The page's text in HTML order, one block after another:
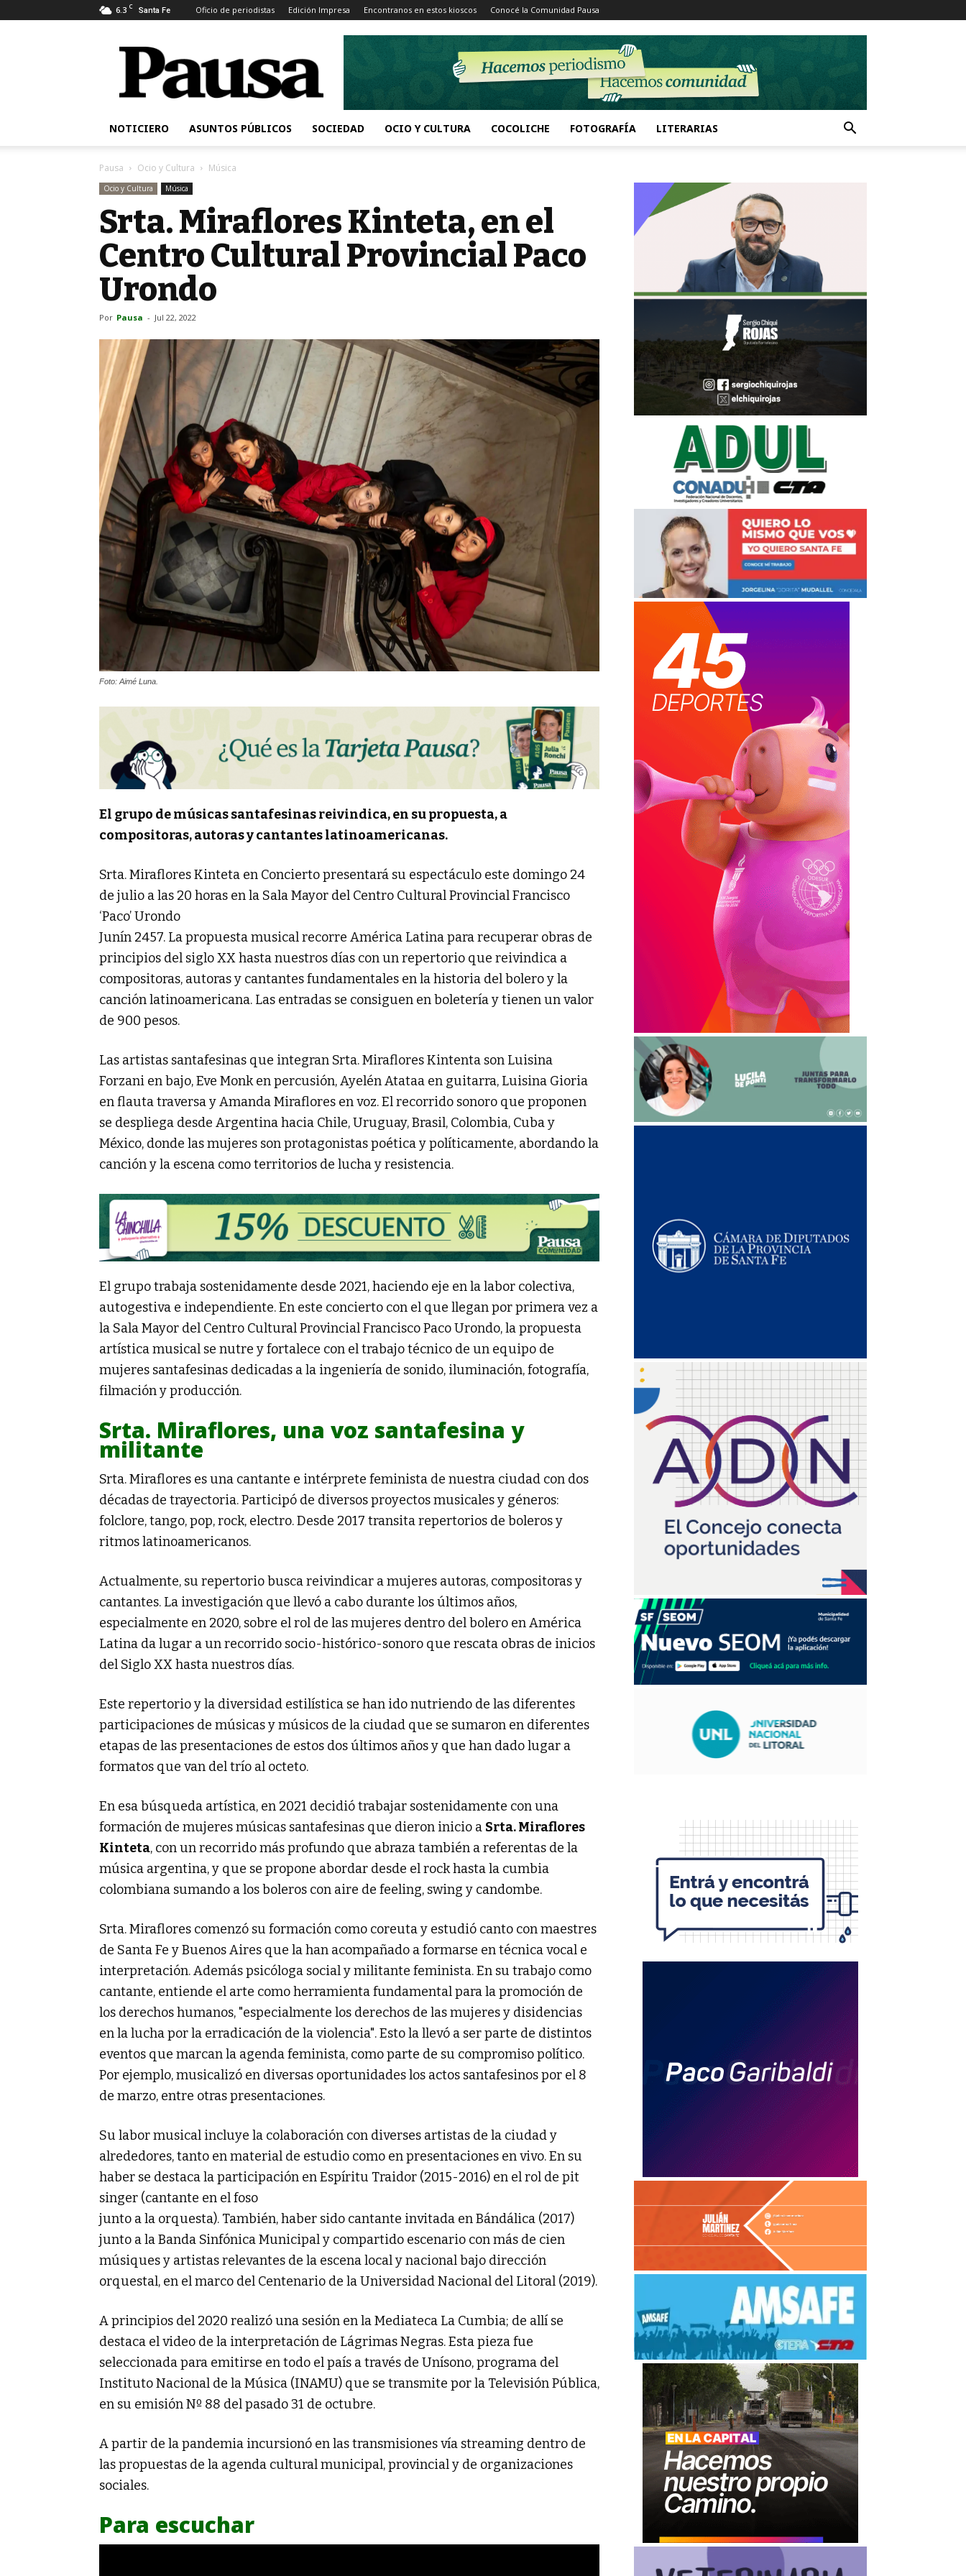
6.3 C Santa Fe Oficio de periodistas Edición Impresa Encontranos en estos kioscos Conocé la Comunidad Pausa
Pausa
NOTICIERO ASUNTOS PÚBLICOS SOCIEDAD OCIO Y CULTURA COCOLICHE FOTOGRAFÍA LITERARIAS
Pausa Ocio y Cultura Música
Ocio y Cultura Música
Srta. Miraflores Kinteta, en el
Centro Cultural Provincial Paco
Urondo
Por Pausa - Jul 22, 2022
Foto: Aimé Luna.
El grupo de músicas santafesinas reivindica, en su propuesta, a
compositoras, autoras y cantantes latinoamericanas.
Srta. Miraflores Kinteta en Concierto presentará su espectáculo este domingo 24
de julio a las 20 horas en la Sala Mayor del Centro Cultural Provincial Francisco
‘Paco’ Urondo
Junín 2457. La propuesta musical recorre América Latina para recuperar obras de
principios del siglo XX hasta nuestros días con un repertorio que reivindica a
compositoras, autoras y cantantes fundamentales en la historia del bolero y la
canción latinoamericana. Las entradas se consiguen en boletería y tienen un valor
de 900 pesos.
Las artistas santafesinas que integran Srta. Miraflores Kintenta son Luisina
Forzani en bajo, Eve Monk en percusión, Ayelén Atataa en guitarra, Luisina Gioria
en flauta traversa y Amanda Miraflores en voz. El recorrido sonoro que proponen
se despliega desde Argentina hacia Chile, Uruguay, Brasil, Colombia, Cuba y
México, donde las mujeres son protagonistas poética y políticamente, abordando la
canción y la escena como territorios de lucha y resistencia.
El grupo trabaja sostenidamente desde 2021, haciendo eje en la labor colectiva,
autogestiva e independiente. En este concierto con el que llegan por primera vez a
la Sala Mayor del Centro Cultural Provincial Francisco Paco Urondo, la propuesta
artística musical se nutre y fortalece con el trabajo técnico de un equipo de
mujeres santafesinas dedicadas a la ingeniería de sonido, iluminación, fotografía,
filmación y producción.
Srta. Miraflores, una voz santafesina y
militante
Srta. Miraflores es una cantante e intérprete feminista de nuestra ciudad con dos
décadas de trayectoria. Participó de diversos proyectos musicales y géneros:
folclore, tango, pop, rock, electro. Desde 2017 transita repertorios de boleros y
ritmos latinoamericanos.
Actualmente, su repertorio busca reivindicar a mujeres autoras, compositoras y
cantantes. La investigación que llevó a cabo durante los últimos años,
especialmente en 2020, sobre el rol de las mujeres dentro del bolero en América
Latina da lugar a un recorrido socio-histórico-sonoro que rescata obras de inicios
del Siglo XX hasta nuestros días.
Este repertorio y la diversidad estilística se han ido nutriendo de las diferentes
participaciones de músicas y músicos de la ciudad que se sumaron en diferentes
etapas de las presentaciones de estos dos últimos años y que han dado lugar a
formatos que van del trío al octeto.
En esa búsqueda artística, en 2021 decidió trabajar sostenidamente con una
formación de mujeres músicas santafesinas que dieron inicio a Srta. Miraflores
Kinteta, con un recorrido más profundo que abraza también a referentas de la
música argentina, y que se propone abordar desde el rock hasta la cumbia
colombiana sumando a los boleros con aire de feeling, swing y candombe.
Srta. Miraflores comenzó su formación como coreuta y estudió canto con maestres
de Santa Fe y Buenos Aires que la han acompañado a formarse en técnica vocal e
interpretación. Además psicóloga social y militante feminista. En su trabajo como
cantante, entiende el arte como herramienta fundamental para la promoción de
los derechos humanos, "especialmente los derechos de las mujeres y disidencias
en la lucha por la erradicación de la violencia". Esto la llevó a ser parte de distintos
eventos que marcan la agenda feminista, como parte de su compromiso político.
Por ejemplo, musicalizó en diversas oportunidades los actos santafesinos por el 8
de marzo, entre otras presentaciones.
Su labor musical incluye la colaboración con diverses artistas de la ciudad y
alrededores, tanto en material de estudio como en presentaciones en vivo. En su
haber se destaca la participación en Espíritu Traidor (2015-2016) en el rol de pit
singer (cantante en el foso
junto a la orquesta). También, haber sido cantante invitada en Bándálica (2017)
junto a la Banda Sinfónica Municipal y compartido escenario con más de cien
músiques y artistas relevantes de la escena local y nacional bajo dirección
orquestal, en el marco del Centenario de la Universidad Nacional del Litoral (2019).
A principios del 2020 realizó una sesión en la Mediateca La Cumbia; de allí se
destaca el video de la interpretación de Lágrimas Negras. Esta pieza fue
seleccionada para emitirse en todo el país a través de Unísono, programa del
Instituto Nacional de la Música (INAMU) que se transmite por la Televisión Pública,
en su emisión Nº 88 del pasado 31 de octubre.
A partir de la pandemia incursionó en las transmisiones vía streaming dentro de
las propuestas de la agenda cultural municipal, provincial y de organizaciones
sociales.
Para escuchar